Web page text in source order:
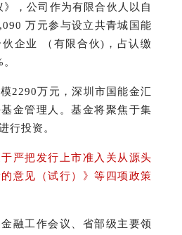
》，公司作为有限合伙人以自
万元参与设立共青城国能
企业 （有限合伙)，占认缴
2290万元，深圳市国能金汇
金管理人。基金将聚焦于集
行投资。
严把发行上市准入关从源头
意见（试行）》等四项政策
融工作会议、省部级主要领